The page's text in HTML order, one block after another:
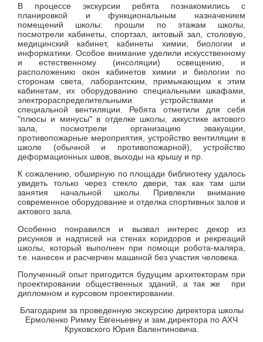
В процессе экскурсии ребята познакомились с
планировкой и функциональным назначением
помещений школы: прошли по этажам школы,
посмотрели кабинеты, спортзал, актовый зал, столовую,
медицинский кабинет, кабинеты химии, биологии и
информатики. Особое внимание уделили искусственному
и естественному (инсоляции) освещению, и
расположению окон кабинетов химии и биологии по
сторонам света, лаборантским, примыкающим к этим
кабинетам, их оборудованию специальными шкафами,
электрораспределительными устройствами и
специальной вентиляции. Ребята отметили для себя
"плюсы и минусы" в отделке школы, аккустике актового
зала, посмотрели организацию эвакуации,
противопожарные мероприятия, устройство вентиляции в
школе (обычной и противопожарной), устройство
деформационных швов, выходы на крышу и пр.
К сожалению, обширную по площади библиотеку удалось
увидеть только через стекло двери, так как там шли
занятия начальной школы. Привлекли внимание
современное оборудование и отделка спортивных залов и
актового зала.
Особенно понравился и вызвал интерес декор из
рисунков и надписей на стенах коридоров и рекреаций
школы, который выполнен при помощи робота-маляра,
т.е. нанесен и расчерчен машиной без участия человека.
Полученный опыт пригодится будущим архитекторам при
проектировании общественных зданий, а так же при
дипломном и курсовом проектировании.
Благодарим за проведенную экскурсию директора школы
Ермоленко Римму Евгеньевну и зам.директора по АХЧ
Круковского Юрия Валентиновича.